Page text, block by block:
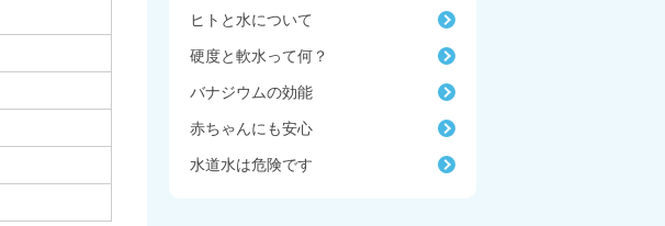
ヒトと水について
硬度と軟水って何？
バナジウムの効能
赤ちゃんにも安心
水道水は危険です